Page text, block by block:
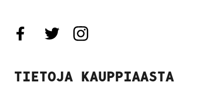
TIETOJA KAUPPIAASTA